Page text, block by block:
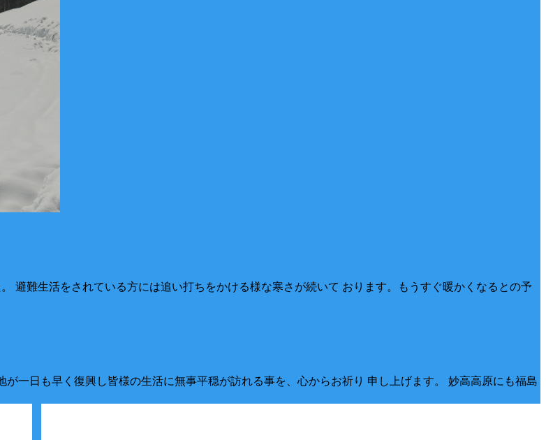
難生活をされている方には追い打ちをかける様な寒さが続いて おります。もうすぐ暖かくなるとの予
一日も早く復興し皆様の生活に無事平穏が訪れる事を、心からお祈り 申し上げます。 妙高高原にも福島